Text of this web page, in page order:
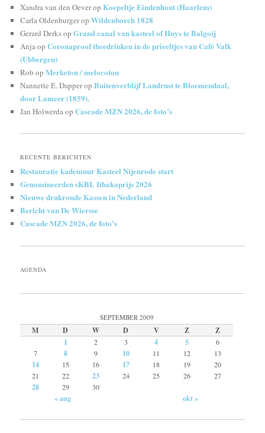
Xandra van den OeveropKoepeltje Eindenhout (Haarlem)
Carla OldenburgeropWildenborch 1828
Gerard DerksopGrand canal van kasteel of Huys te Balgoij
AnjaopCoronaproof theedrinken in de prieeltjes van Café Valk
(Ubbergen)
Rob opMerketon / melocoton
Nannette E. DapperopBuitenverblijf Landrust te Bloemendaal,
door Lameer (1859).
Jan HolwerdaopCascade MZN 2026, de foto’s
RECENTE BERICHTEN
Restauratie kademuur Kasteel Nijenrode start
Genomineerden sKBL Ithakaprijs 2026
Nieuwe drukronde Kassen in Nederland
Bericht van De Wiersse
Cascade MZN 2026, de foto’s
AGENDA
SEPTEMBER 2009
M D W D V Z
Z
1
2 3 4 5
6
7
8 9 10 11 12 13
14 15 16 17 18 19
20
21
22 23 24 25 26 27
28 29 30
« aug okt »